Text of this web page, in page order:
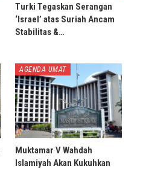
Turki Tegaskan Serangan
‘Israel’ atas Suriah Ancam
Stabilitas &…
AGENDA UMAT
Muktamar V Wahdah
Islamiyah Akan Kukuhkan